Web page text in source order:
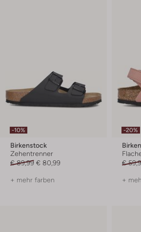
-10%
Birkenstock
Zehentrenner
€ 89,99 € 80,99
+ mehr farben
-20%
€
+